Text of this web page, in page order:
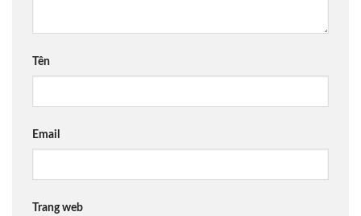
Tên
Email
Trang web